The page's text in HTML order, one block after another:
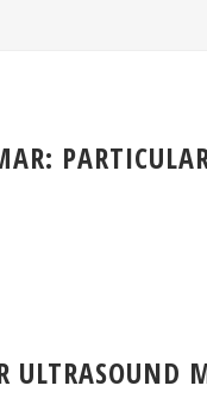
ULTRASOUND